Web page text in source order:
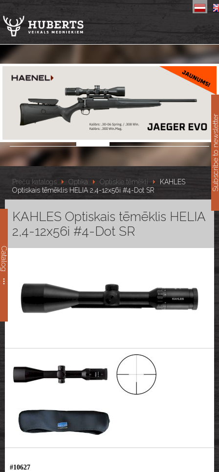
Catalog
Preču katalogs Optika Optiskie tēmēkļi
KAHLES
Optiskais tēmēklis HELIA 2,4-12x56i #4-Dot SR
KAHLES Optiskais tēmēklis HELIA
2,4-12x56i #4-Dot SR
#10627
Subscribe